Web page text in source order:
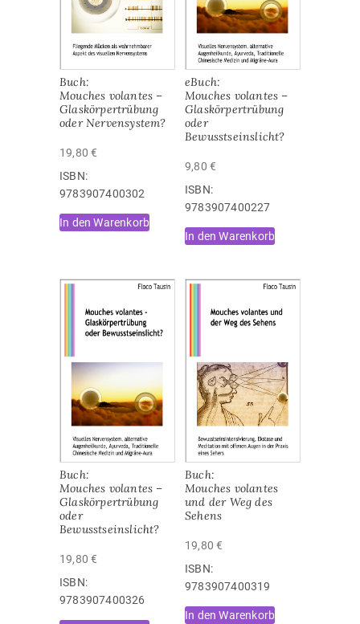
Buch:
Mouches volantes –
Glaskörpertrübung
oder Nervensystem?
19,80€
ISBN:
9783907400302
In den Warenkorb
eBuch:
Mouches volantes –
Glaskörpertrübung
oder
Bewusstseinslicht?
9,80 €
ISBN:
‎9783907400227
In den Warenkorb
Buch:
Mouches volantes –
Glaskörpertrübung
oder
Bewusstseinslicht?
19,80€
ISBN:
‎9783907400326
Buch:
Mouches volantes
und der Weg des
Sehens
19,80€
ISBN:
‎9783907400319
In den Warenkorb